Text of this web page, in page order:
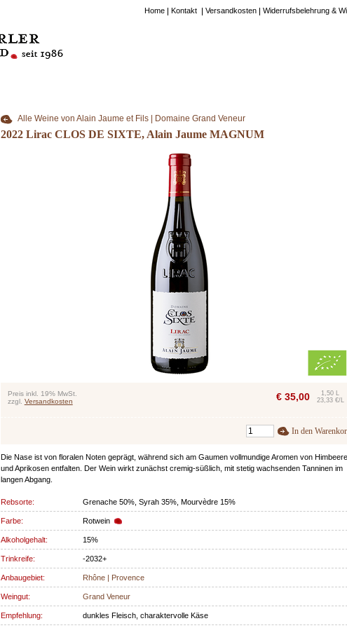
Home Kontakt Versandkosten Widerrufsbelehrung &
Alle Weine von Alain Jaume et Fils | Domaine Grand Veneur
2022 Lirac CLOS DE SIXTE, Alain Jaume MAGNUM
Preis inkl. 19% MwSt.
zzgl. Versandkosten € 35,00
1,50 L
23,33 €/L
In den
Die Nase ist von floralen Noten geprägt, während sich am Gaumen vollmundige Aromen von
und Aprikosen entfalten. Der Wein wirkt zunächst cremig-süßlich, mit stetig wachsenden Tanninen im
langen Abgang.
Rebsorte: Grenache 50%, Syrah 35%, Mourvèdre 15%
Farbe: Rotwein
Alkoholgehalt: 15%
Trinkreife: -2032+
Anbaugebiet: Rhône | Provence
Weingut: Grand Veneur
Empfehlung: dunkles Fleisch, charaktervolle Käse